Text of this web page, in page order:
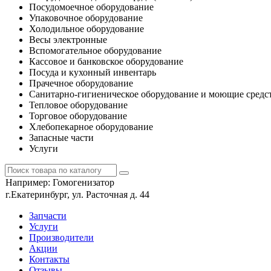
Посудомоечное оборудование
Упаковочное оборудование
Холодильное оборудование
Весы электронные
Вспомогательное оборудование
Кассовое и банковское оборудование
Посуда и кухонный инвентарь
Прачечное оборудование
Санитарно-гигиеническое оборудование и моющие
Тепловое оборудование
Торговое оборудование
Хлебопекарное оборудование
Запасные части
Услуги
Например: Гомогенизатор
г.Екатеринбург, ул. Расточная д. 44
Запчасти
Услуги
Производители
Акции
Контакты